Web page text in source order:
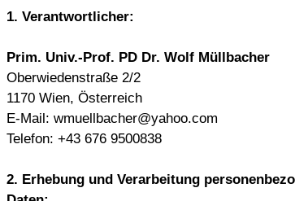
1. Verantwortlicher:
Prim. Univ.-Prof. PD Dr. Wolf Müllbacher
Oberwiedenstraße 2/2
1170 Wien, Österreich
E-Mail: wmuellbacher@yahoo.com
Telefon: +43 676 9500838
2. Erhebung und Verarbeitung